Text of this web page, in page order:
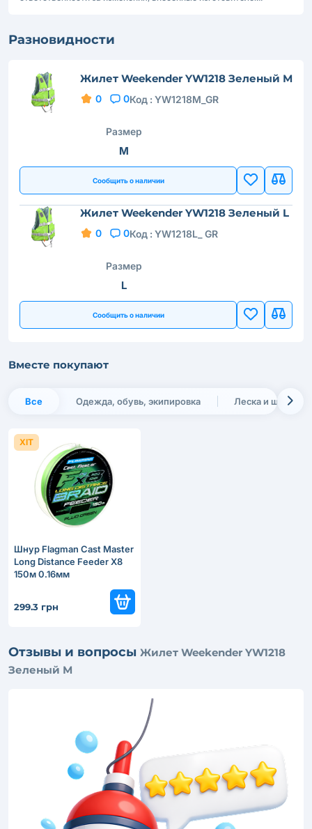
Разновидности
Жилет Weekender YW1218 Зеленый М
0 0Код : YW1218M_GR
Размер
M
Сообщить о наличии
Жилет Weekender YW1218 Зеленый L
0 0Код : YW1218L_ GR
Размер
L
Сообщить о наличии
Вместе покупают
Все Одежда, обувь, экипировка Леска и шнуры
ХІТ
Шнур Flagman Cast Master
Long Distance Feeder X8
150м 0.16мм
299.3 грн
Отзывы и вопросы Жилет Weekender YW1218
Зеленый М